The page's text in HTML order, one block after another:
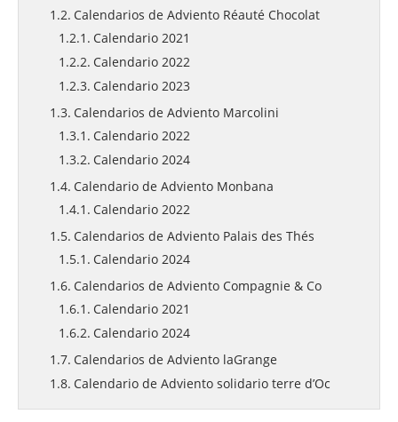
Calendarios de Adviento Réauté Chocolat
Calendario 2021
Calendario 2022
Calendario 2023
Calendarios de Adviento Marcolini
Calendario 2022
Calendario 2024
Calendario de Adviento Monbana
Calendario 2022
Calendarios de Adviento Palais des Thés
Calendario 2024
Calendarios de Adviento Compagnie & Co
Calendario 2021
Calendario 2024
Calendarios de Adviento laGrange
Calendario de Adviento solidario terre d’Oc
Calendarios de Adviento justo por Max